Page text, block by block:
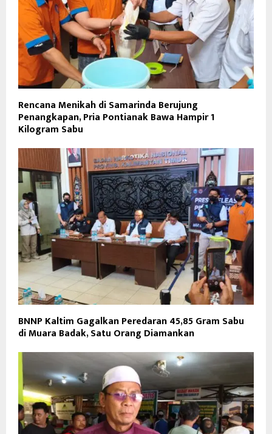
Rencana Menikah di Samarinda Berujung
Penangkapan, Pria Pontianak Bawa Hampir 1
Kilogram Sabu
BNNP Kaltim Gagalkan Peredaran 45,85 Gram Sabu
di Muara Badak, Satu Orang Diamankan